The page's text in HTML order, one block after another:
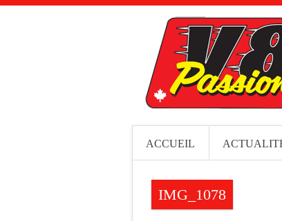
ACCUEIL
IMG_1078